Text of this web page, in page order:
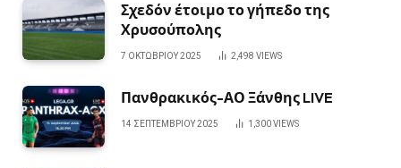
Σχεδόν έτοιμο το γήπεδο της
Χρυσούπολης
7 ΟΚΤΩΒΡΊΟΥ 2025 2,498 VIEWS
Πανθρακικός-ΑΟ Ξάνθης LIVE
14 ΣΕΠΤΕΜΒΡΊΟΥ 2025 1,300VIEWS